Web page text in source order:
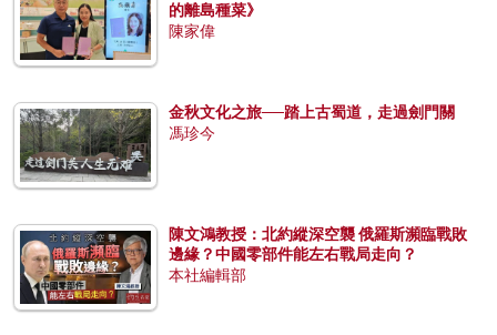
的離島種菜》
陳家偉
金秋文化之旅──踏上古蜀道，走過劍門關
馮珍今
陳文鴻教授：北約縱深空襲 俄羅斯瀕臨戰敗
邊緣？中國零部件能左右戰局走向？
本社編輯部